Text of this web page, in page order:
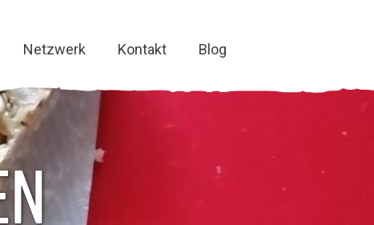
Netzwerk Kontakt Blog